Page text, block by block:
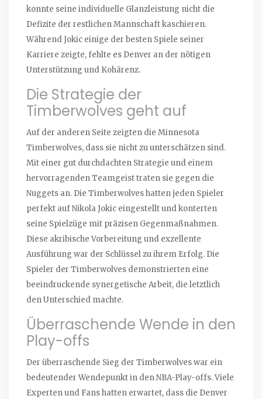
konnte seine individuelle Glanzleistung nicht die
Defizite der restlichen Mannschaft kaschieren.
Während Jokic einige der besten Spiele seiner
Karriere zeigte, fehlte es Denver an der nötigen
Unterstützung und Kohärenz.
Die Strategie der
Timberwolves geht auf
Auf der anderen Seite zeigten die Minnesota
Timberwolves, dass sie nicht zu unterschätzen sind.
Mit einer gut durchdachten Strategie und einem
hervorragenden Teamgeist traten sie gegen die
Nuggets an. Die Timberwolves hatten jeden Spieler
perfekt auf Nikola Jokic eingestellt und konterten
seine Spielzüge mit präzisen Gegenmaßnahmen.
Diese akribische Vorbereitung und exzellente
Ausführung war der Schlüssel zu ihrem Erfolg. Die
Spieler der Timberwolves demonstrierten eine
beeindruckende synergetische Arbeit, die letztlich
den Unterschied machte.
Überraschende Wende in den
Play-offs
Der überraschende Sieg der Timberwolves war ein
bedeutender Wendepunkt in den NBA-Play-offs. Viele
Experten und Fans hatten erwartet, dass die Denver